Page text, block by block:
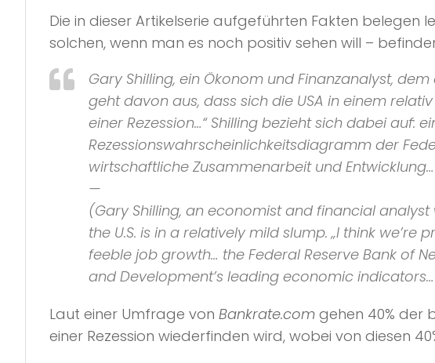
Die in dieser Artikelserie aufgeführten Fakten belegen
solchen, wenn man es noch positiv sehen will –
Gary Shilling, ein Ökonom und Finanzanalyst,
geht davon aus, dass sich die USA in einem
einer Rezession…“Shilling bezieht sich dabei auf:
Rezessionswahrscheinlichkeitsdiagramm der
wirtschaftliche Zusammenarbeit und
—
(Gary Shilling, an economist and financial
the U.S. is in a relatively mild slump.„I think we’re
feeble job growth… the Federal Reserve Bank of
and Development’s leading economic
Laut einer Umfrage von Bankrate.com gehen 40% der
einer Rezession wiederfinden wird, wobei von diesen